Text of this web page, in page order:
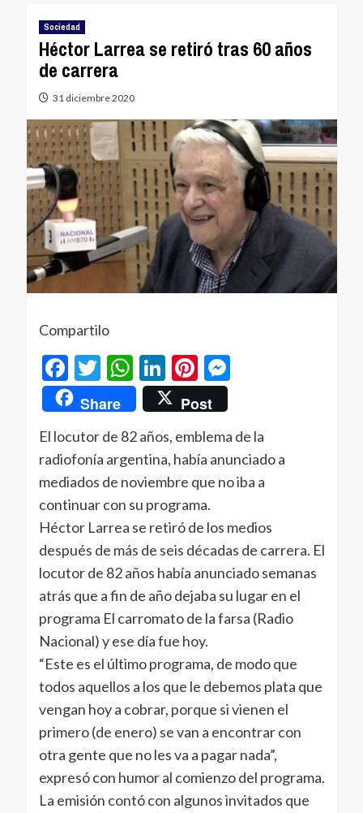
Sociedad
Héctor Larrea se retiró tras 60 años
de carrera
31 diciembre 2020
Compartilo
Facebook
Twitter
WhatsApp
LinkedIn
Pinterest
Messenger
Share Post
El locutor de 82 años, emblema de la
radiofonía argentina, había anunciado a
mediados de noviembre que no iba a
continuar con su programa.
Héctor Larrea se retiró de los medios
después de más de seis décadas de carrera. El
locutor de 82 años había anunciado semanas
atrás que a fin de año dejaba su lugar en el
programa El carromato de la farsa (Radio
Nacional) y ese día fue hoy.
“Este es el último programa, de modo que
todos aquellos a los que le debemos plata que
vengan hoy a cobrar, porque si vienen el
primero (de enero) se van a encontrar con
otra gente que no les va a pagar nada”,
expresó con humor al comienzo del programa.
La emisión contó con algunos invitados que